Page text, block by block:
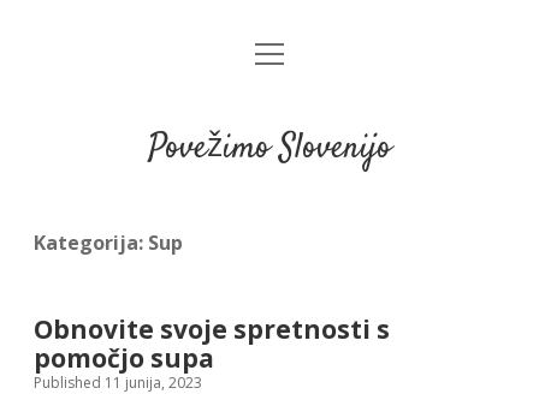
open
Povežimo Slovenijo
Kategorija: Sup
Obnovite svoje spretnosti s
pomočjo supa
Published 11 junija, 2023